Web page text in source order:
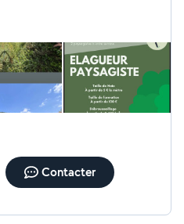
d'impôt de 50 %. Je
collègue élagueur pour
Contacter